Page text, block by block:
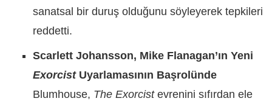
sanatsal bir duruş olduğunu söyleyerek tepkileri
reddetti.
Scarlett Johansson, Mike Flanagan’ın Yeni
ExorcistUyarlamasının Başrolünde
Blumhouse, The Exorcistevrenini sıfırdan ele